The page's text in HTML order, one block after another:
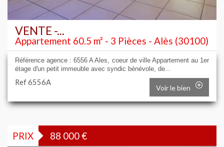
VENTE -...
Appartement 60.5 m² - 3 Pièces - Alès (30100)
Référence agence : 6556 A Ales, coeur de ville Appartement au 1er
étage d'un petit immeuble avec syndic bénévole, de...
Ref 6556A
Voir le bien
PRIX 88 000€